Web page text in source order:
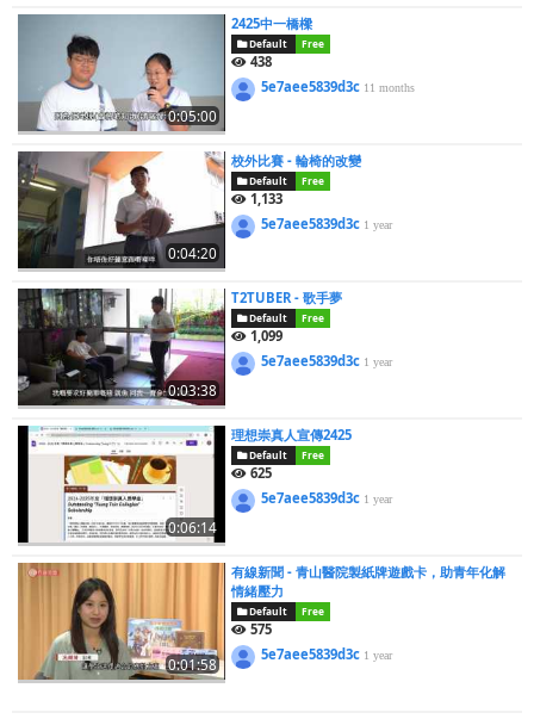
0:05:00
2425中一橋樑
Default Free
438
5e7aee5839d3c 11 months
0:04:20
校外比賽 - 輪椅的改變
Default Free
1,133
5e7aee5839d3c 1 year
0:03:38
T2TUBER - 歌手夢
Default Free
1,099
5e7aee5839d3c 1 year
0:06:14
理想崇真人宣傳2425
Default Free
625
5e7aee5839d3c 1 year
0:01:58
有線新聞 - 青山醫院製紙牌遊戲卡，助青年化解
情緒壓力
Default Free
575
5e7aee5839d3c 1 year